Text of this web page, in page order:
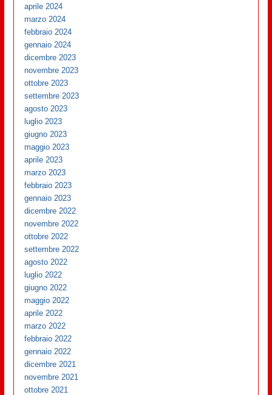
aprile 2024
marzo 2024
febbraio 2024
gennaio 2024
dicembre 2023
novembre 2023
ottobre 2023
settembre 2023
agosto 2023
luglio 2023
giugno 2023
maggio 2023
aprile 2023
marzo 2023
febbraio 2023
gennaio 2023
dicembre 2022
novembre 2022
ottobre 2022
settembre 2022
agosto 2022
luglio 2022
giugno 2022
maggio 2022
aprile 2022
marzo 2022
febbraio 2022
gennaio 2022
dicembre 2021
novembre 2021
ottobre 2021